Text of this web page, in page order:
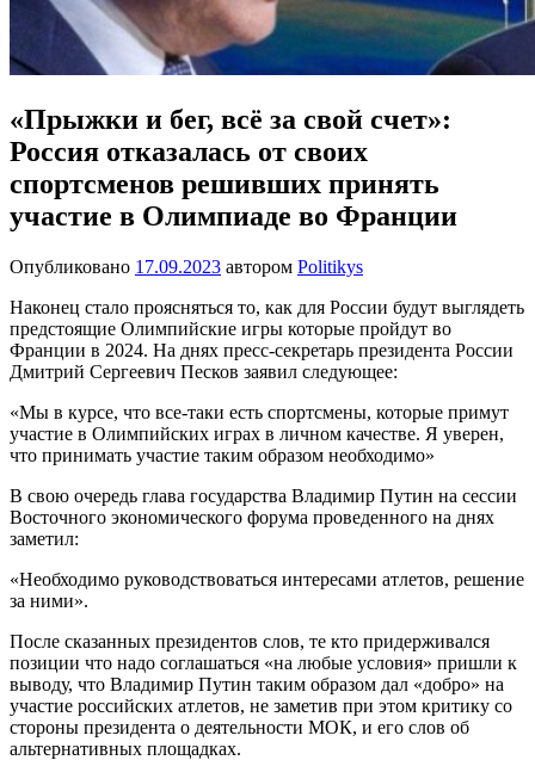
«Прыжки и бег, всё за свой счет»:
Россия отказалась от своих
спортсменов решивших принять
участие в Олимпиаде во Франции
Опубликовано 17.09.2023 автором Politikys
Наконец стало проясняться то, как для России будут выглядеть
предстоящие Олимпийские игры которые пройдут во
Франции в 2024. На днях пресс-секретарь президента России
Дмитрий Сергеевич Песков заявил следующее:
«Мы в курсе, что все-таки есть спортсмены, которые примут
участие в Олимпийских играх в личном качестве. Я уверен,
что принимать участие таким образом необходимо»
В свою очередь глава государства Владимир Путин на сессии
Восточного экономического форума проведенного на днях
заметил:
«Необходимо руководствоваться интересами атлетов, решение
за ними».
После сказанных президентов слов, те кто придерживался
позиции что надо соглашаться «на любые условия» пришли к
выводу, что Владимир Путин таким образом дал «добро» на
участие российских атлетов, не заметив при этом критику со
стороны президента о деятельности МОК, и его слов об
альтернативных площадках.